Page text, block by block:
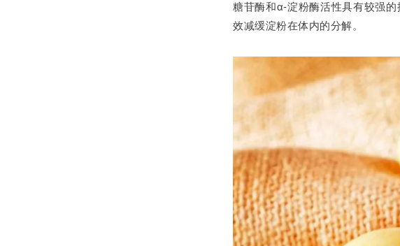
糖苷酶和α-淀粉酶活性具有较强
效减缓淀粉在体内的分解。